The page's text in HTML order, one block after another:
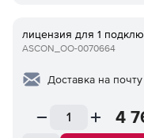
лицензия для 1
ASCON_ОО-0070664
Доставка на
4